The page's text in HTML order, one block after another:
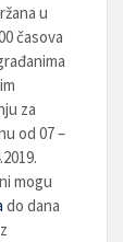
u
časova
za
od 07 –
mogu
do dana